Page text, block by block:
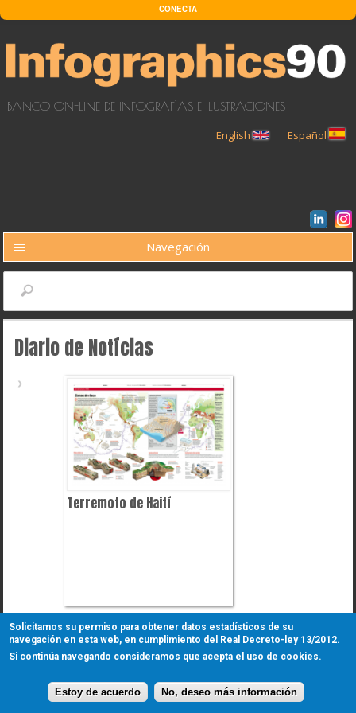
CONECTA
BANCO ON-LINE DE INFOGRAFÍAS E ILUSTRACIONES
English Español
Navegación
Buscar
Diario de Notícias
Terremoto de Haití
Terremoto de Haití
Un brillante ejemplo de adaptación de varias infografías científicas
Designed bySol90 S.L
Solicitamos su permiso para obtener datos estadísticos de su
navegación en esta web, en cumplimiento del Real Decreto-ley 13/2012.
Si continúa navegando consideramos que acepta el uso de cookies.
Estoy de acuerdo No, deseo más información